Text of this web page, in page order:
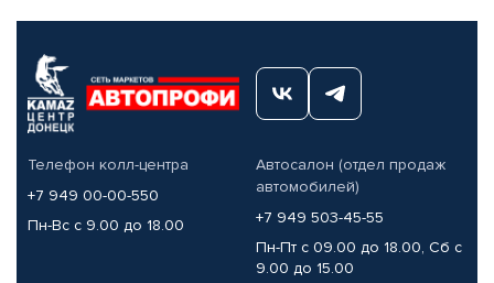
Телефон колл-центра
+7 949 00-00-550
Пн-Вс с 9.00 до 18.00
Автосалон (отдел продаж
автомобилей)
+7 949 503-45-55
Пн-Пт с 09.00 до 18.00, Сб с
9.00 до 15.00